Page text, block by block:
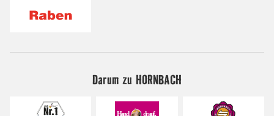
Darum zu HORNBACH